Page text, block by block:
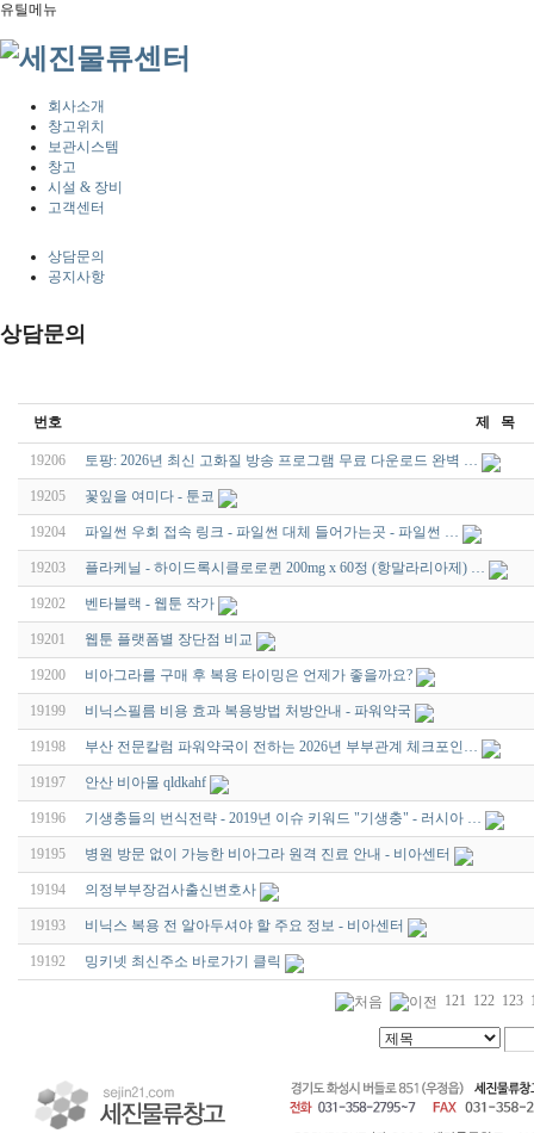
유틸메뉴
회사소개
창고위치
보관시스템
창고
시설 & 장비
고객센터
상담문의
공지사항
상담문의
번호 제 목
19206 토팡: 2026년 최신 고화질 방송 프로그램 무료 다운로드 완벽 …
19205 꽃잎을 여미다 - 툰코
19204 파일썬 우회 접속 링크 - 파일썬 대체 들어가는곳 - 파일썬 …
19203 플라케닐 - 하이드록시클로로퀸 200mg x 60정 (항말라리아제) …
19202 벤타블랙 - 웹툰 작가
19201 웹툰 플랫폼별 장단점 비교
19200 비아그라를 구매 후 복용 타이밍은 언제가 좋을까요?
19199 비닉스필름 비용 효과 복용방법 처방안내 - 파워약국
19198 부산 전문칼럼 파워약국이 전하는 2026년 부부관계 체크포인…
19197 안산 비아몰 qldkahf
19196 기생충들의 번식전략 - 2019년 이슈 키워드 "기생충" - 러시아 …
19195 병원 방문 없이 가능한 비아그라 원격 진료 안내 - 비아센터
19194 의정부부장검사출신변호사
19193 비닉스 복용 전 알아두셔야 할 주요 정보 - 비아센터
19192 밍키넷 최신주소 바로가기 클릭
121 122 123